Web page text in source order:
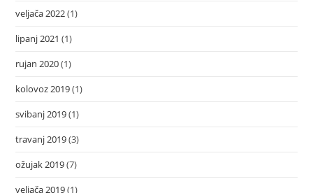
veljača 2022(1)
lipanj 2021 (1)
rujan 2020(1)
kolovoz 2019(1)
svibanj 2019(1)
travanj 2019(3)
ožujak 2019(7)
veljača 2019(1)